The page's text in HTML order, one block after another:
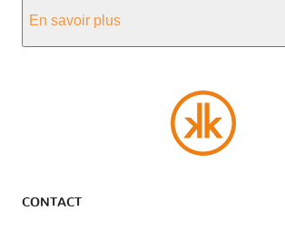
En savoir plus
CONTACT